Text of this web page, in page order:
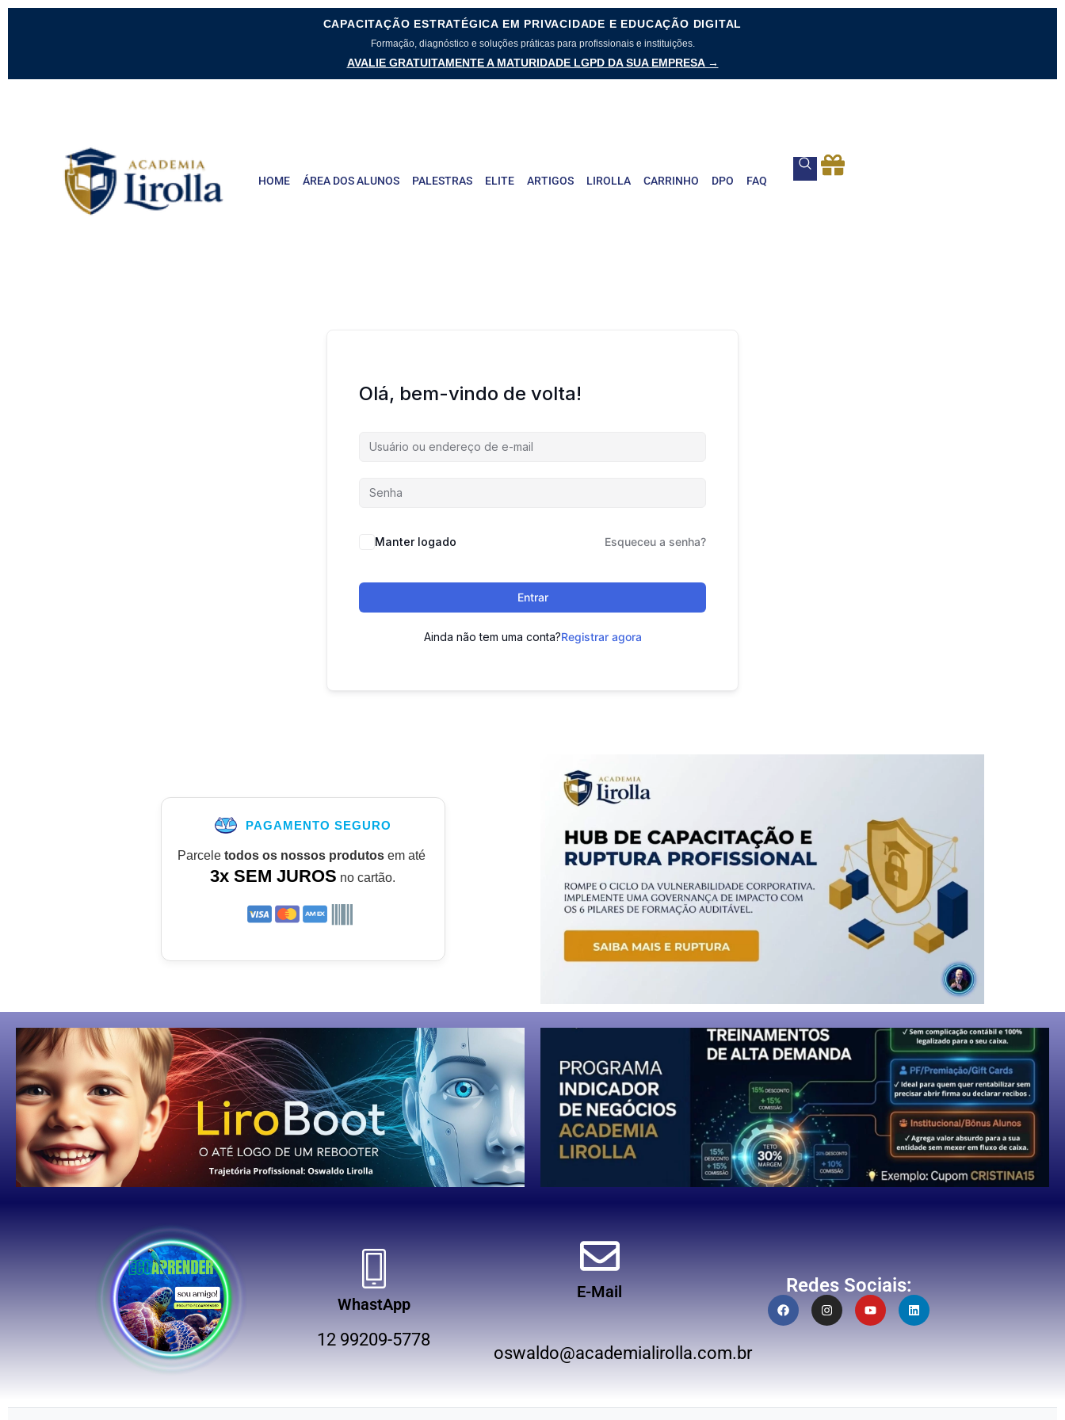
CAPACITAÇÃO ESTRATÉGICA EM PRIVACIDADE E EDUCAÇÃO DIGITAL
Formação, diagnóstico e soluções práticas para profissionais e instituições.
AVALIE GRATUITAMENTE A MATURIDADE LGPD DA SUA EMPRESA →
HOME ÁREA DOS ALUNOS PALESTRAS ELITE ARTIGOS LIROLLA CARRINHO DPO FAQ
Olá, bem-vindo de volta!
Manter logado Esqueceu a senha?
Entrar
Ainda não tem uma conta?Registrar agora
PAGAMENTO SEGURO
Parcele todos os nossos produtosem até
3x SEM JUROS no cartão.
WhastApp
12 99209-5778
E-Mail
oswaldo@academialirolla.com.br
Redes Sociais: